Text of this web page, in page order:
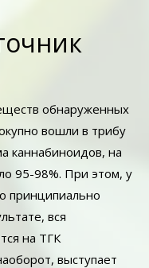
обнаруженных
вошли в трибу
каннабиноидов, на
95-98%. При этом, у
принципиально
вся
на ТГК
выступает